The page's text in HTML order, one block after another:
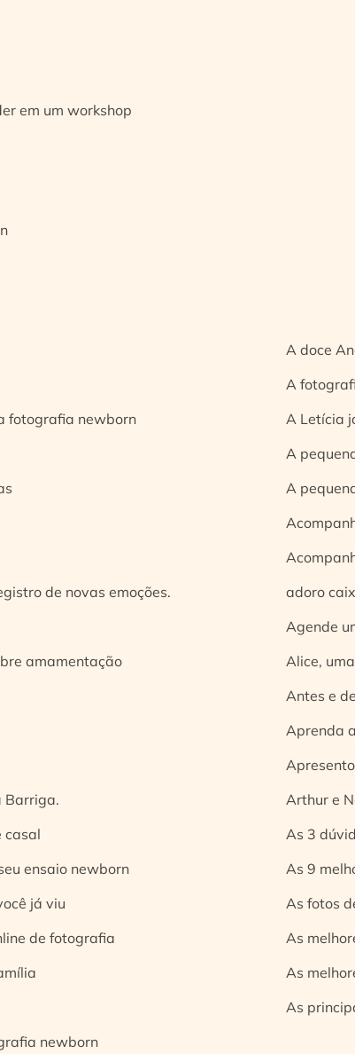
em um workshop
A doce
A
fotografia newborn
A Letícia
A
A
de novas emoções.
adoro
Agende
amamentação
Alice,
Antes e
Aprenda
Barriga.
Arthur e
casal
As 3
ensaio newborn
As 9
já viu
As fotos
de fotografia
As
As
As
newborn